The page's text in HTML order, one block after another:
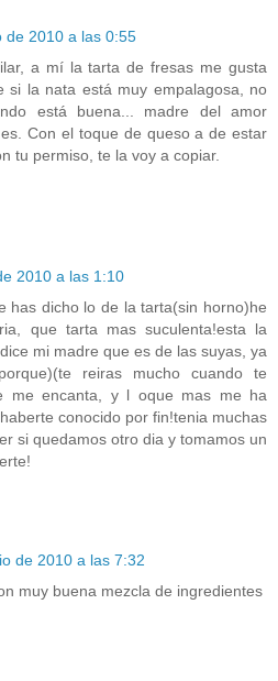
de 2010 a las 0:55
a mí la tarta de fresas me gusta
si la nata está muy empalagosa, no
está buena... madre del amor
Con el toque de queso a de estar
tu permiso, te la voy a copiar.
2010 a las 1:10
has dicho lo de la tarta(sin horno)he
que tarta mas suculenta!esta la
mi madre que es de las suyas, ya
reiras mucho cuando te
me encanta, y l oque mas me ha
conocido por fin!tenia muchas
si quedamos otro dia y tomamos un
de 2010 a las 7:32
muy buena mezcla de ingredientes